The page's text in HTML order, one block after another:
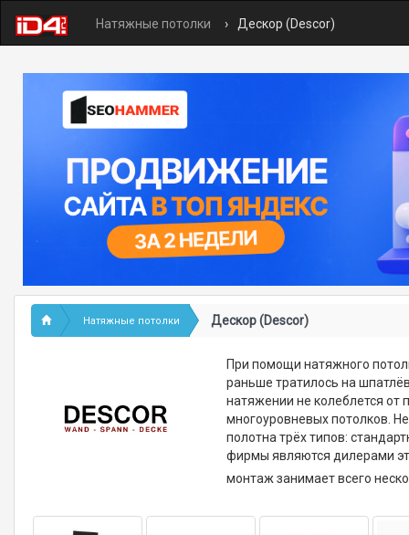
Натяжные потолки Дескор (Descor)
Натяжные потолки Дескор (Descor)
При помощи натяжного
раньше тратилось на
натяжении не колеблется от
многоуровневых потолков.
полотна трёх типов:
фирмы являются дилерами
монтаж занимает всего